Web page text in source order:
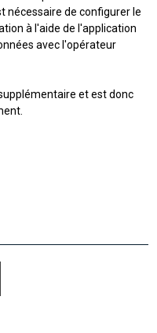
nécessaire de configurer le
à l'aide de l'application
avec l'opérateur
et est donc